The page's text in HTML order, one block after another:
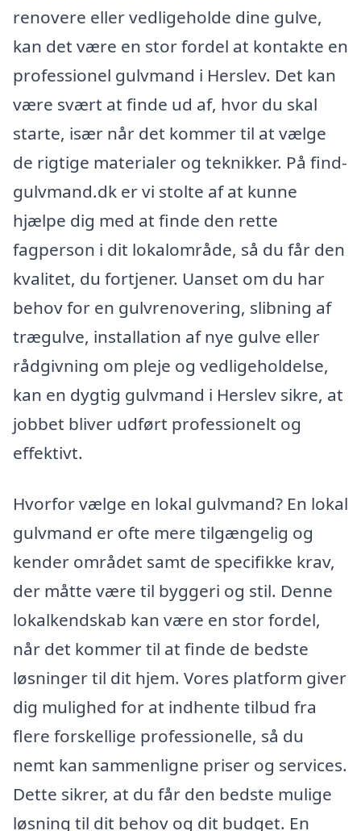
renovere eller vedligeholde dine gulve,
kan det være en stor fordel at kontakte en
professionel gulvmand i Herslev. Det kan
være svært at finde ud af, hvor du skal
starte, især når det kommer til at vælge
de rigtige materialer og teknikker. På find-
gulvmand.dk er vi stolte af at kunne
hjælpe dig med at finde den rette
fagperson i dit lokalområde, så du får den
kvalitet, du fortjener. Uanset om du har
behov for en gulvrenovering, slibning af
trægulve, installation af nye gulve eller
rådgivning om pleje og vedligeholdelse,
kan en dygtig gulvmand i Herslev sikre, at
jobbet bliver udført professionelt og
effektivt.
Hvorfor vælge en lokal gulvmand? En lokal
gulvmand er ofte mere tilgængelig og
kender området samt de specifikke krav,
der måtte være til byggeri og stil. Denne
lokalkendskab kan være en stor fordel,
når det kommer til at finde de bedste
løsninger til dit hjem. Vores platform giver
dig mulighed for at indhente tilbud fra
flere forskellige professionelle, så du
nemt kan sammenligne priser og services.
Dette sikrer, at du får den bedste mulige
løsning til dit behov og dit budget. En